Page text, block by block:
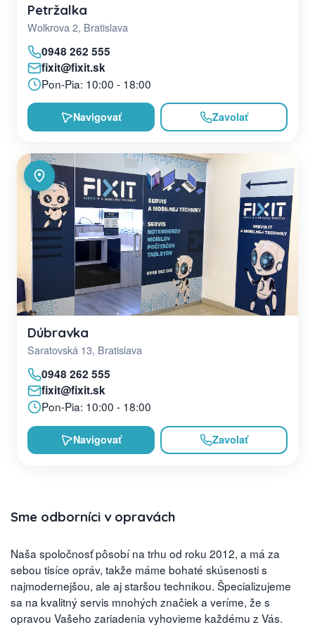
Petržalka
Wolkrova 2, Bratislava
0948 262 555
fixit@fixit.sk
Pon-Pia: 10:00 - 18:00
Navigovať Zavolať
Dúbravka
Saratovská 13, Bratislava
0948 262 555
fixit@fixit.sk
Pon-Pia: 10:00 - 18:00
Navigovať Zavolať
Sme odborníci v opravách
Naša spoločnosť pôsobí na trhu od roku 2012, a má za
sebou tisíce opráv, takže máme bohaté skúsenosti s
najmodernejšou, ale aj staršou technikou. Špecializujeme
sa na kvalitný servis mnohých značiek a veríme, že s
opravou Vašeho zariadenia vyhovieme každému z Vás.